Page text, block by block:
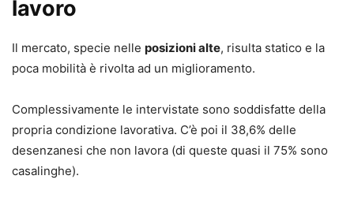
lavoro
Il mercato, specie nelle posizioni alte, risulta statico e la
poca mobilità è rivolta ad un miglioramento.
Complessivamente le intervistate sono soddisfatte della
propria condizione lavorativa. C’è poi il 38,6% delle
desenzanesi che non lavora (di queste quasi il 75% sono
casalinghe).